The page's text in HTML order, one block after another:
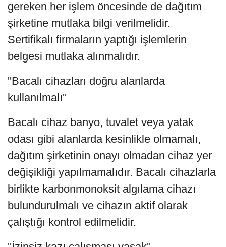
gereken her işlem öncesinde de dağıtım
şirketine mutlaka bilgi verilmelidir.
Sertifikalı firmaların yaptığı işlemlerin
belgesi mutlaka alınmalıdır.
''Bacalı cihazları doğru alanlarda
kullanılmalı''
Bacalı cihaz banyo, tuvalet veya yatak
odası gibi alanlarda kesinlikle olmamalı,
dağıtım şirketinin onayı olmadan cihaz yer
değişikliği yapılmamalıdır. Bacalı cihazlarla
birlikte karbonmonoksit algılama cihazı
bulundurulmalı ve cihazın aktif olarak
çalıştığı kontrol edilmelidir.